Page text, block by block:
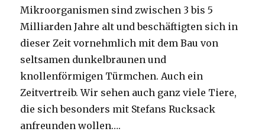
Mikroorganismen sind zwischen 3 bis 5
Milliarden Jahre alt und beschäftigten sich in
dieser Zeit vornehmlich mit dem Bau von
seltsamen dunkelbraunen und
knollenförmigen Türmchen. Auch ein
Zeitvertreib. Wir sehen auch ganz viele Tiere,
die sich besonders mit Stefans Rucksack
anfreunden wollen….